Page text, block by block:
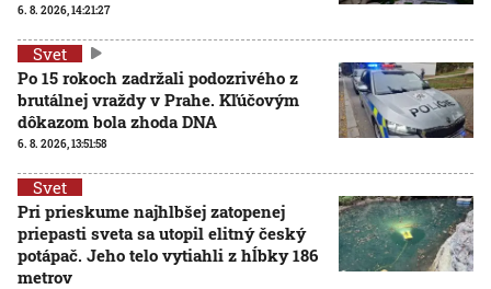
6. 8. 2026, 14:21:27
Svet
Po 15 rokoch zadržali podozrivého z
brutálnej vraždy v Prahe. Kľúčovým
dôkazom bola zhoda DNA
6. 8. 2026, 13:51:58
Svet
Pri prieskume najhlbšej zatopenej
priepasti sveta sa utopil elitný český
potápač. Jeho telo vytiahli z hĺbky 186
metrov